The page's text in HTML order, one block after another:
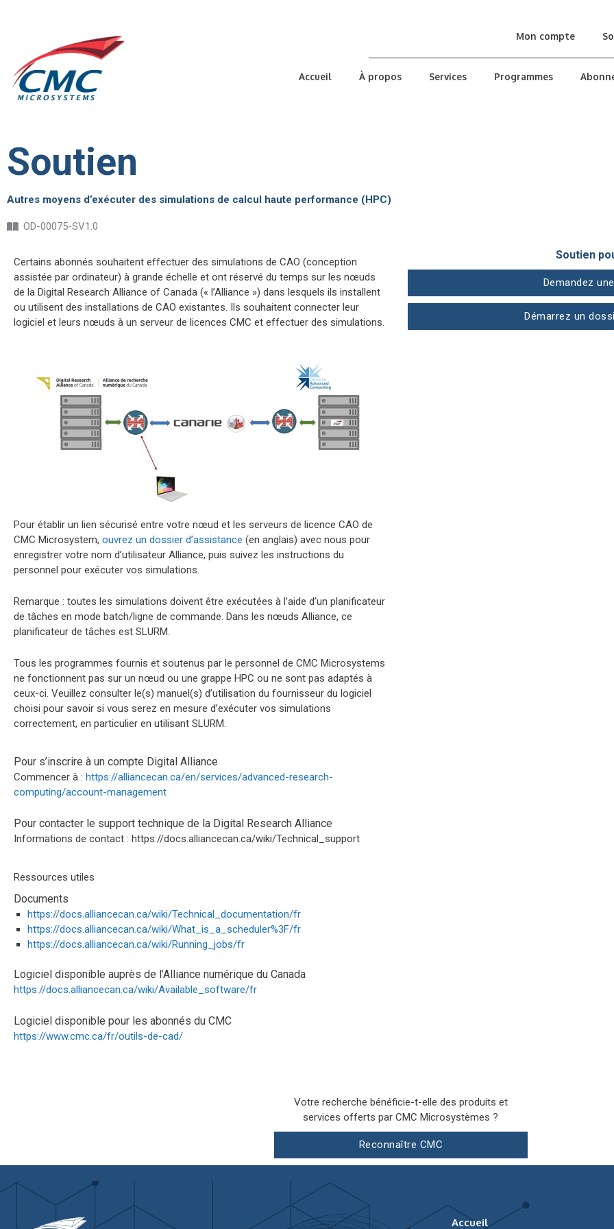
Ouvrir la barre d’outils Mon compte
Accueil À propos Services Programmes
Soutien
Autres moyens d’exécuter des simulations de calcul haute performance (HPC)
OD-00075-SV1.0
Certains abonnés souhaitent effectuer des simulations de CAO (conception
assistée par ordinateur) à grande échelle et ont réservé du temps sur les nœuds
de la Digital Research Alliance of Canada (« l’Alliance ») dans lesquels ils installent
ou utilisent des installations de CAO existantes. Ils souhaitent connecter leur
logiciel et leurs nœuds à un serveur de licences CMC et effectuer des simulations.
Pour établir un lien sécurisé entre votre nœud et les serveurs de licence CAO de
CMC Microsystem, ouvrez un dossier d’assistance (en anglais) avec nous pour
enregistrer votre nom d’utilisateur Alliance, puis suivez les instructions du
personnel pour exécuter vos simulations.
Remarque : toutes les simulations doivent être exécutées à l’aide d’un planificateur
de tâches en mode batch/ligne de commande. Dans les nœuds Alliance, ce
planificateur de tâches est SLURM.
Tous les programmes fournis et soutenus par le personnel de CMC Microsystems
ne fonctionnent pas sur un nœud ou une grappe HPC ou ne sont pas adaptés à
ceux-ci. Veuillez consulter le(s) manuel(s) d’utilisation du fournisseur du logiciel
choisi pour savoir si vous serez en mesure d’exécuter vos simulations
correctement, en particulier en utilisant SLURM.
Pour s’inscrire à un compte Digital Alliance
Commencer à : https://alliancecan.ca/en/services/advanced-research-
computing/account-management
Pour contacter le support technique de la Digital Research Alliance
Informations de contact : https://docs.alliancecan.ca/wiki/Technical_support
Ressources utiles
Documents
https://docs.alliancecan.ca/wiki/Technical_documentation/fr
https://docs.alliancecan.ca/wiki/What_is_a_scheduler%3F/fr
https://docs.alliancecan.ca/wiki/Running_jobs/fr
Logiciel disponible auprès de l’Alliance numérique du Canada
https://docs.alliancecan.ca/wiki/Available_software/fr
Logiciel disponible pour les abonnés du CMC
https://www.cmc.ca/fr/outils-de-cad/
Soutien
Demandez
Démarrez un
Votre recherche bénéficie-t-elle des produits et
services offerts par CMC Microsystèmes ?
Reconnaître CMC
Accueil